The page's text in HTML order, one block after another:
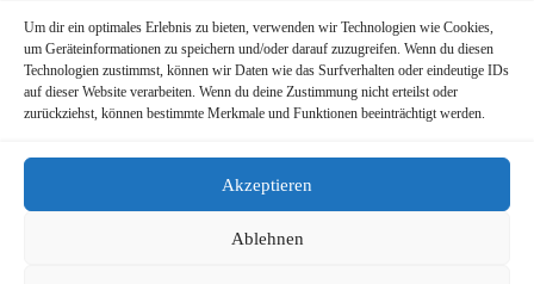
Um dir ein optimales Erlebnis zu bieten, verwenden wir Technologien wie Cookies,
um Geräteinformationen zu speichern und/oder darauf zuzugreifen. Wenn du diesen
Technologien zustimmst, können wir Daten wie das Surfverhalten oder eindeutige IDs
auf dieser Website verarbeiten. Wenn du deine Zustimmung nicht erteilst oder
zurückziehst, können bestimmte Merkmale und Funktionen beeinträchtigt werden.
Akzeptieren
Ablehnen
ÜBER UNS
JOBS
KONTAKT
Impressum
Datenschutzerklärung
Datenschutz Facebook Fanpage